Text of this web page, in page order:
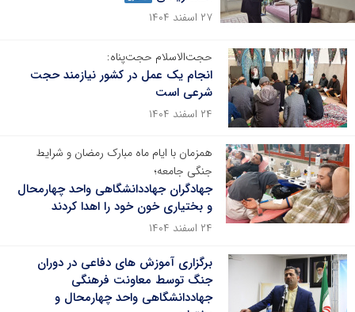
۲۷ اسفند ۱۴۰۴
حجت‌الاسلام حجت‌پناه:
انجام یک عمل در کشور نیازمند حجت
شرعی است
۲۴ اسفند ۱۴۰۴
همزمان با ایام ماه مبارک رمضان و شرایط
جنگی جامعه؛
جهادگران جهاددانشگاهی واحد چهارمحال
و بختیاری خون خود را اهدا کردند
۲۴ اسفند ۱۴۰۴
برگزاری آموزش های دفاعی در دوران
جنگ توسط معاونت فرهنگی
جهاددانشگاهی واحد چهارمحال و